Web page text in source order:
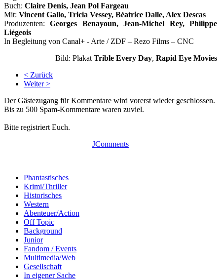
Buch: Claire Denis, Jean Pol Fargeau
Mit: Vincent Gallo, Tricia Vessey, Béatrice Dalle, Alex Descas
Produzenten:Georges Benayoun, Jean-Michel Rey, Philippe
Liégeois
In Begleitung von Canal+ - Arte / ZDF – Rezo Films – CNC
Bild: Plakat Trible Every Day, Rapid Eye Movies
< Zurück
Weiter >
Der Gästezugang für Kommentare wird vorerst wieder geschlossen.
Bis zu 500 Spam-Kommentare waren zuviel.
Bitte registriert Euch.
JComments
Phantastisches
Krimi/Thriller
Historisches
Western
Abenteuer/Action
Off Topic
Background
Junior
Fandom / Events
Multimedia/Web
Gesellschaft
In eigener Sache